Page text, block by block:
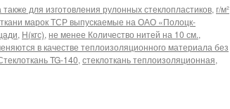
также для изготовления рулонных стеклопластиков, г/м²
марок ТСР выпускаемые на ОАО «Полоцк-
, Н(кгс), не менее Количество нитей на 10 см.,
в качестве теплоизоляционного материала без
TG-140, стеклоткань теплоизоляционная,